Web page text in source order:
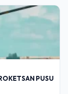
PUSU